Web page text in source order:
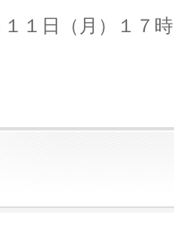
１日（月）１７